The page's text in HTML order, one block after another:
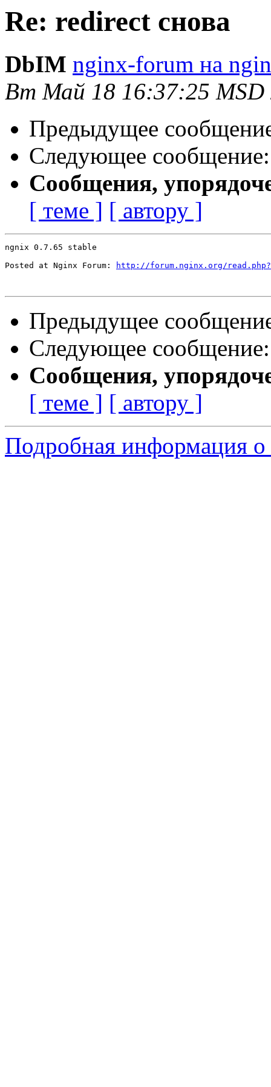
Re: redirect снова
DbIM nginx-forum на
Вт Май 18 16:37:25 MSD
Предыдущее
Следующее
Сообщения,
[ теме ] [ автору ]
ngnix 0.7.65 stable
Posted at Nginx Forum:
http://forum.nginx.org/
Предыдущее
Следующее
Сообщения,
[ теме ] [ автору ]
Подробная информация